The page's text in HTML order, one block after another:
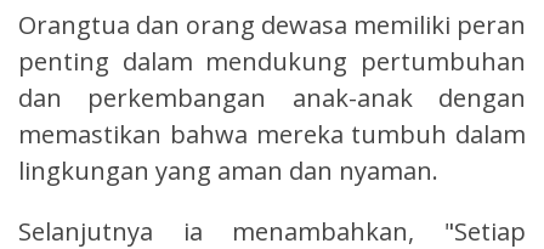
Orangtua dan orang dewasa memiliki peran
penting dalam mendukung pertumbuhan
dan perkembangan anak-anak dengan
memastikan bahwa mereka tumbuh dalam
lingkungan yang aman dan nyaman.
Selanjutnya ia menambahkan, "Setiap